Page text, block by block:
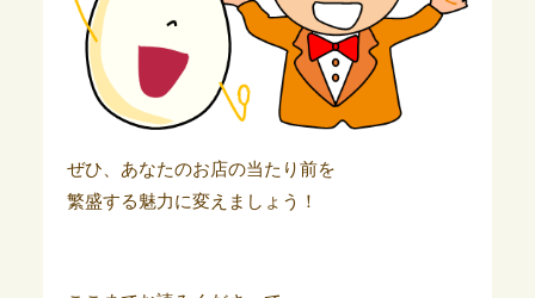
ぜひ、あなたのお店の当たり前を
繁盛する魅力に変えましょう！